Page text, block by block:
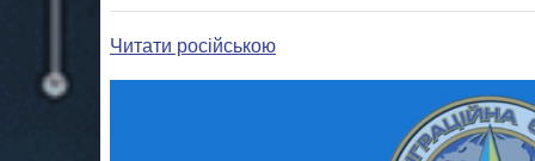
Читати російською